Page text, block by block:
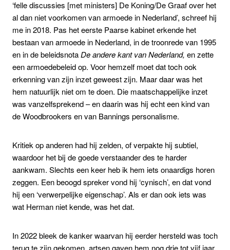
‘felle discussies [met ministers] De Koning/De Graaf over het
al dan niet voorkomen van armoede in Nederland’, schreef hij
me in 2018. Pas het eerste Paarse kabinet erkende het
bestaan van armoede in Nederland, in de troonrede van 1995
en in de beleidsnotaDe andere kant van Nederland, en zette
een armoedebeleid op. Voor hemzelf moet dat toch ook
erkenning van zijn inzet geweest zijn. Maar daar was het
hem natuurlijk niet om te doen. Die maatschappelijke inzet
was vanzelfsprekend – en daarin was hij echt een kind van
de Woodbrookers en van Bannings personalisme.
Kritiek op anderen had hij zelden, of verpakte hij subtiel,
waardoor het bij de goede verstaander des te harder
aankwam. Slechts een keer heb ik hem iets onaardigs horen
zeggen. Een beoogd spreker vond hij ‘cynisch’, en dat vond
hij een ‘verwerpelijke eigenschap’. Als er dan ook iets was
wat Herman niet kende, was het dat.
In 2022 bleek de kanker waarvan hij eerder hersteld was toch